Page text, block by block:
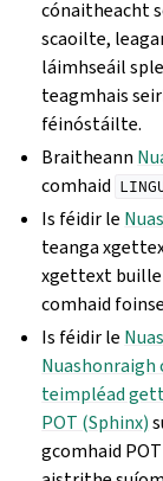
cónaitheacht
scaoilte,
láimhseáil
teagmhais
féinóstáilte.
Braitheann
comhaid
Is féidir le
teanga
xgettext
comhaid
Is féidir le
Nuashonraigh
teimpléad
POT (Sphinx)
gcomhaid